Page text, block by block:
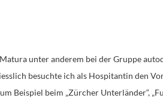
unter anderem bei der Gruppe
besuchte ich als Hospitantin den
Beispiel beim „Zürcher Unterländer“,